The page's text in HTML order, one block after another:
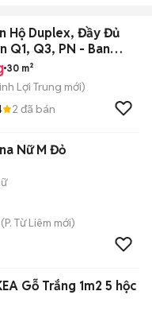
Hộ Duplex, Đầy Đủ
Q1, Q3, PN - Ban
30 m²
Lợi Trung mới)
2 đã bán
Nữ M Đỏ
(P. Từ Liêm mới)
Gỗ Trắng 1m2 5 hộc